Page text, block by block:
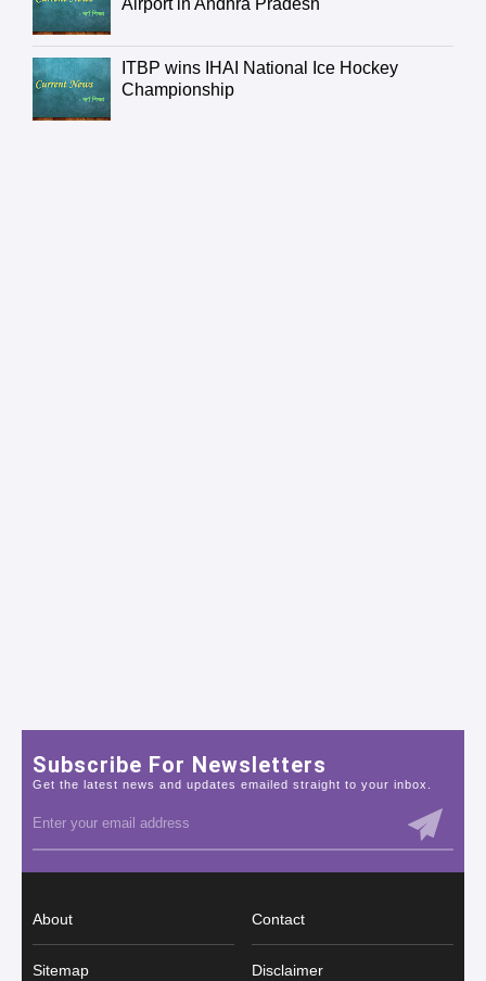
ITBP wins IHAI National Ice Hockey
Championship
Subscribe For Newsletters
Get the latest news and updates emailed straight to your inbox.
About Contact
Sitemap Disclaimer